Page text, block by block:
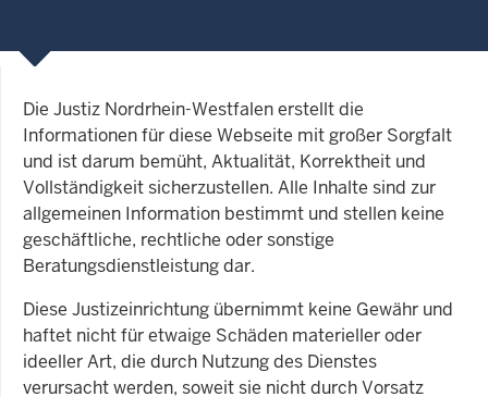
Die Justiz Nordrhein-Westfalen erstellt die
Informationen für diese Webseite mit großer Sorgfalt
und ist darum bemüht, Aktualität, Korrektheit und
Vollständigkeit sicherzustellen. Alle Inhalte sind zur
allgemeinen Information bestimmt und stellen keine
geschäftliche, rechtliche oder sonstige
Beratungsdienstleistung dar.
Diese Justizeinrichtung übernimmt keine Gewähr und
haftet nicht für etwaige Schäden materieller oder
ideeller Art, die durch Nutzung des Dienstes
verursacht werden, soweit sie nicht durch Vorsatz